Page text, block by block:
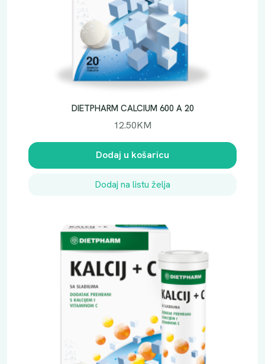
DIETPHARM CALCIUM 600 A 20
12.50KM
Dodaj u košaricu
Dodaj na listu želja